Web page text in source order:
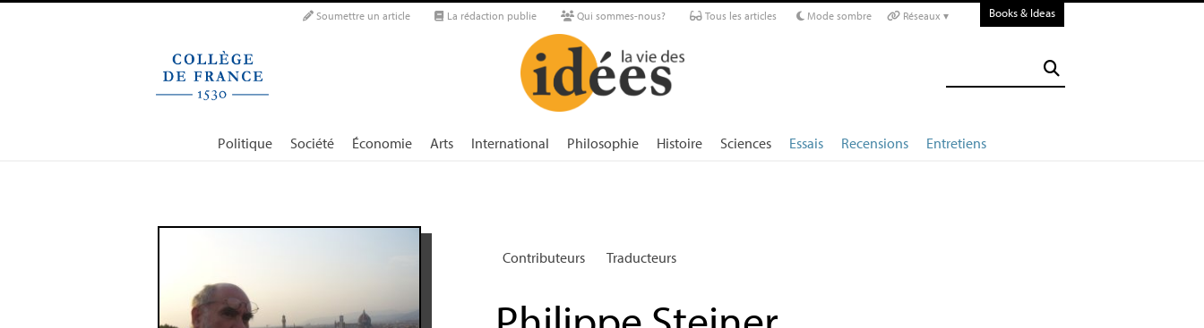
Soumettre un article La rédaction publie Qui sommes-nous? Tous les articles Mode sombre Réseaux ▾ Books & Ideas
Politique Société Économie Arts International Philosophie Histoire Sciences Essais Recensions Entretiens
Contributeurs Traducteurs